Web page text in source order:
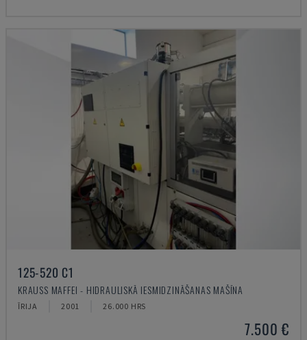
125-520 C1
KRAUSS MAFFEI - HIDRAULISKĀ IESMIDZINĀŠANAS MAŠĪNA
ĪRIJA 2001 26.000 HRS
7.500 €